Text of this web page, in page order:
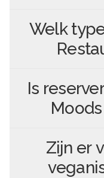
Welk
Is
Moods
Zijn er